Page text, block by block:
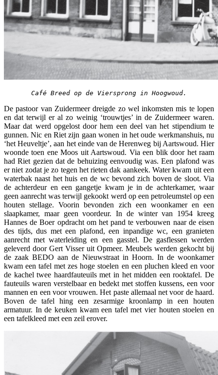
Café Breed op de Viersprong in Hoogwoud.
De pastoor van Zuidermeer dreigde zo wel inkomsten mis te lopen
en dat terwijl er al zo weinig ‘trouwtjes’ in de Zuidermeer waren.
Maar dat werd opgelost door hem een deel van het stipendium te
gunnen. Nic en Riet zijn gaan wonen in het oude werkmanshuis, nu
‘het Heuveltje’, aan het einde van de Herenweg bij Aartswoud. Hier
woonde toen ene Moos uit Aartswoud. Via een blik door het raam
had Riet gezien dat de behuizing eenvoudig was. Een plafond was
er niet zodat je zo tegen het rieten dak aankeek. Water kwam uit een
waterbak naast het huis en de wc bevond zich boven de sloot. Via
de achterdeur en een gangetje kwam je in de achterkamer, waar
geen aanrecht was terwijl gekookt werd op een petroleumstel op een
houten stellage. Voorin bevonden zich een woonkamer en een
slaapkamer, maar geen voordeur. In de winter van 1954 kreeg
Hannes de Boer opdracht om het pand te verbouwen naar de eisen
des tijds, dus met een plafond, een inpandige wc, een granieten
aanrecht met waterleiding en een gasstel. De gasflessen werden
geleverd door Gert Visser uit Opmeer. Meubels werden gekocht bij
de zaak BEDO aan de Nieuwstraat in Hoorn. In de woonkamer
kwam een tafel met zes hoge stoelen en een pluchen kleed en voor
de kachel twee haardfauteuils met in het midden een rooktafel. De
fauteuils waren verstelbaar en bedekt met stoffen kussens, een voor
mannen en een voor vrouwen. Het paste allemaal net voor de haard.
Boven de tafel hing een zesarmige kroonlamp in een houten
armatuur. In de keuken kwam een tafel met vier houten stoelen en
een tafelkleed met een zeil erover.